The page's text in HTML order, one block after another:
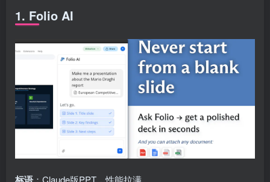
1. Folio AI
：Claude版PPT，性能拉满